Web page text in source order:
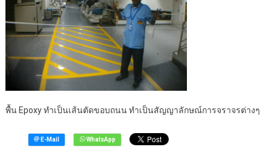
พื้น Epoxy ทำเป็นเส้นตัดขอบถนน ทำเป็นสัญญาลักษณ์การจราจรต่างๆ